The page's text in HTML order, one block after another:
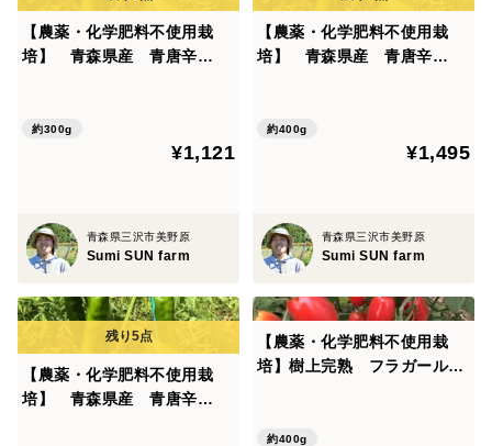
※太さ・長さは不揃いです。※
※新聞紙にくるんで、冷蔵便にて発送いたします。匂い
【農薬・化学肥料不使用栽
培】 青森県産 青唐辛
約300g
¥1,121
青森県三沢市美野原
Sumi SUN farm
【農薬・化学肥料不使用栽
培】 青森県産 青唐辛
約400g
¥1,495
青森県三沢市美野原
Sumi SUN farm
【農薬・化学肥料不使用栽
培】 青森県産 青唐辛
【農薬・化学肥料不使用栽
培】樹上完熟 フラガールト
約400g